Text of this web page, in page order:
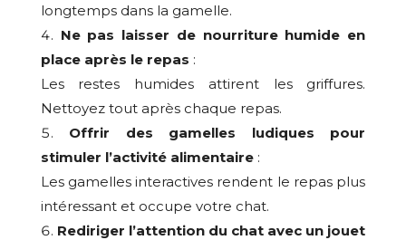
longtemps dans la gamelle.
Ne pas laisser de nourriture humide en
place après le repas :
Les restes humides attirent les griffures.
Nettoyez tout après chaque repas.
Offrir des gamelles ludiques pour
stimuler l’activité alimentaire:
Les gamelles interactives rendent le repas plus
intéressant et occupe votre chat.
Rediriger l’attention du chat avec un jouet